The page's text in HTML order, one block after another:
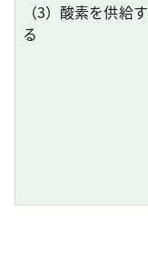
（3）酸素を供給す
る